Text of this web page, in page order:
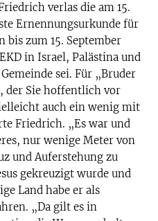
verlas die am 15.
Ernennungsurkunde für
zum 15. September
in Israel, Palästina und
sei. Für „Bruder
der Sie hoffentlich vor
auch ein wenig mit
Friedrich. „Es war und
nur wenige Meter von
und Auferstehung zu
gekreuzigt wurde und
Land habe er als
„Da gilt es in